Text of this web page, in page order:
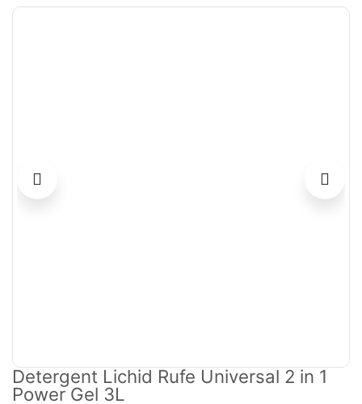
Detergent Lichid Rufe Universal 2 in 1
Power Gel 3L